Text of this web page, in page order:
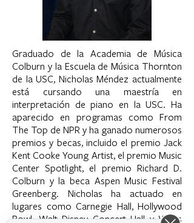
Graduado de la Academia de Música
Colburn y la Escuela de Música Thornton
de la USC, Nicholas Méndez actualmente
está cursando una maestría en
interpretación de piano en la USC. Ha
aparecido en programas como From
The Top de NPR y ha ganado numerosos
premios y becas, incluido el premio Jack
Kent Cooke Young Artist, el premio Music
Center Spotlight, el premio Richard D.
Colburn y la beca Aspen Music Festival
Greenberg. Nicholas ha actuado en
lugares como Carnegie Hall, Hollywood
Bowl, Walt Disney Concert Hall y Wallis